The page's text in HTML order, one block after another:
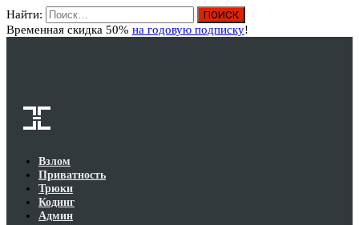
Найти:
Временная скидка 50% на годовую подписку!
Взлом
Приватность
Трюки
Кодинг
Админ